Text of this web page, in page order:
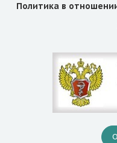
Политика в